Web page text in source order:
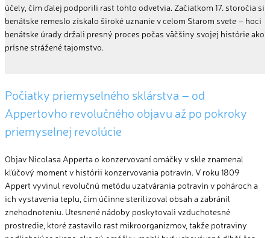
účely, čím ďalej podporili rast tohto odvetvia. Začiatkom 17. storočia si
benátske remeslo získalo široké uznanie v celom Starom svete – hoci
benátske úrady držali presný proces počas väčšiny svojej histórie ako
prísne strážené tajomstvo.
Počiatky priemyselného sklárstva – od
Appertovho revolučného objavu až po pokroky
priemyselnej revolúcie
Objav Nicolasa Appertao konzervovaní omáčky v skle znamenal
kľúčový moment v histórii konzervovania potravín. V roku 1809
Appert vyvinul revolučnú metódu uzatvárania potravín v pohároch a
ich vystavenia teplu, čím účinne sterilizoval obsah a zabránil
znehodnoteniu. Utesnené nádoby poskytovali vzduchotesné
prostredie, ktoré zastavilo rast mikroorganizmov, takže potraviny